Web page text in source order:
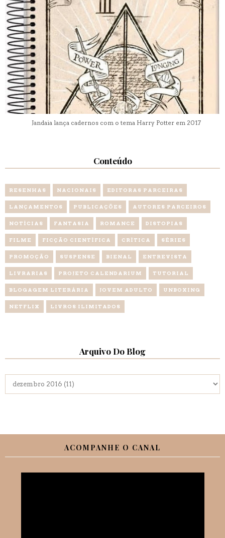
Jandaia lança cadernos com o tema Harry Potter em 2017
Conteúdo
RESENHAS NACIONAIS EDITORAS PARCEIRAS
LANÇAMENTOS PUBLICAÇÕES AUTORES PARCEIROS
NOTÍCIAS FANTASIA ROMANCE DISTOPIAS
FILME FICÇÃO CIENTÍFICA CRÍTICA SÉRIES
PROMOÇÃO SUSPENSE BIENAL ENTREVISTA
LIVRARIAS PROJETO CALENDARIUM TUTORIAL
BLOGAGEM LITERÁRIA JOVEM ADULTO UNBOXING
NETFLIX LIVROS ILIMITADOS
Arquivo Do Blog
ACOMPANHE O CANAL